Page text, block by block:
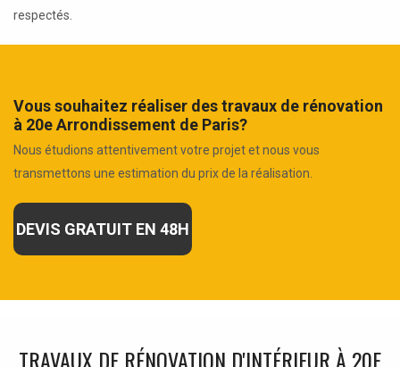
respectés.
Vous souhaitez réaliser des travaux de rénovation
à 20e Arrondissement de Paris?
Nous étudions attentivement votre projet et nous vous
transmettons une estimation du prix de la réalisation.
DEVIS GRATUIT EN 48H
TRAVAUX DE RÉNOVATION D'INTÉRIEUR À 20E